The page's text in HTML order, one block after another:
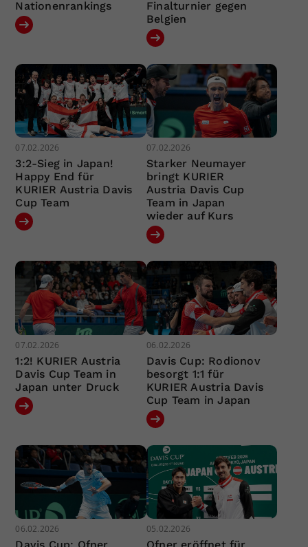
Nationenrankings
Finalturnier gegen
Belgien
07.02.2026
3:2-Sieg in Japan!
Happy End für
KURIER Austria Davis
Cup Team
07.02.2026
Starker Neumayer
bringt KURIER
Austria Davis Cup
Team in Japan
wieder auf Kurs
07.02.2026
1:2! KURIER Austria
Davis Cup Team in
Japan unter Druck
06.02.2026
Davis Cup: Rodionov
besorgt 1:1 für
KURIER Austria Davis
Cup Team in Japan
06.02.2026 05.02.2026